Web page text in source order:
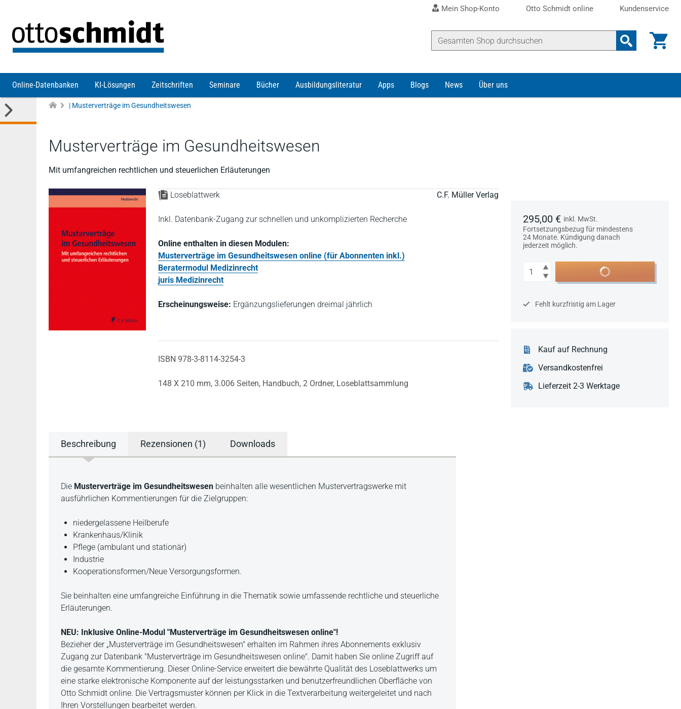
Mein Shop-Konto Otto Schmidt online Kundenservice
Online-Datenbanken KI-Lösungen Zeitschriften Seminare Bücher Ausbildungsliteratur Apps Blogs News Über uns
| Musterverträge im Gesundheitswesen
Musterverträge im Gesundheitswesen
Mit umfangreichen rechtlichen und steuerlichen Erläuterungen
Loseblattwerk C.F. Müller Verlag
Inkl. Datenbank-Zugang zur schnellen und unkomplizierten Recherche
Online enthalten in diesen Modulen:
Musterverträge im Gesundheitswesen online (für Abonnenten inkl.)
Beratermodul Medizinrecht
juris Medizinrecht
Erscheinungsweise: Ergänzungslieferungen dreimal jährlich
ISBN 978-3-8114-3254-3
148 X 210 mm, 3.006 Seiten, Handbuch, 2 Ordner, Loseblattsammlung
295,00 € inkl. MwSt.
Fortsetzungsbezug für mindestens
24 Monate. Kündigung danach
jederzeit möglich.
Anzahl In den Warenkorb
Fehlt kurzfristig am Lager
Kauf auf Rechnung
Versandkostenfrei
Lieferzeit 2-3 Werktage
Beschreibung Rezensionen (1) Downloads
Beschreibung
Die Musterverträge im Gesundheitswesen beinhalten alle wesentlichen Mustervertragswerke mit
ausführlichen Kommentierungen für die Zielgruppen:
niedergelassene Heilberufe
Krankenhaus/Klinik
Pflege (ambulant und stationär)
Industrie
Kooperationsformen/Neue Versorgungsformen.
Sie beinhalten eine umfangreiche Einführung in die Thematik sowie umfassende rechtliche und steuerliche
Erläuterungen.
NEU: Inklusive Online-Modul "Musterverträge im Gesundheitswesen online"!
Bezieher der „Musterverträge im Gesundheitswesen" erhalten im Rahmen ihres Abonnements exklusiv
Zugang zur Datenbank "Musterverträge im Gesundheitswesen online". Damit haben Sie online Zugriff auf
die gesamte Kommentierung. Dieser Online-Service erweitert die bewährte Qualität des Loseblattwerks um
eine starke elektronische Komponente auf der leistungsstarken und benutzerfreundlichen Oberfläche von
Otto Schmidt online. Die Vertragsmuster können per Klick in die Textverarbeitung weitergeleitet und nach
Ihren Vorstellungen bearbeitet werden.